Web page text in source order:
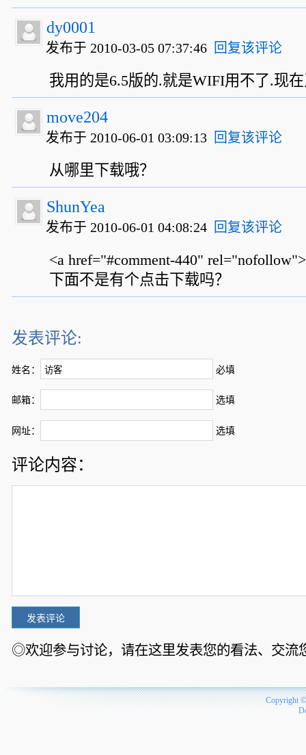
dy0001
发布于 2010-03-05 07:37:46 回复该评论
我用的是6.5版的.就是WIFI用不了.现
move204
发布于 2010-06-01 03:09:13 回复该评论
从哪里下载哦？
ShunYea
发布于 2010-06-01 04:08:24 回复该评论
<a href="#comment-440"
下面不是有个点击下载吗？
发表评论:
姓名： 必填
邮箱： 选填
网址： 选填
评论内容：
◎欢迎参与讨论，请在这里发表您的看法、交流
Copyright